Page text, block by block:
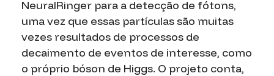
NeuralRinger para a detecção de fótons,
uma vez que essas partículas são muitas
vezes resultados de processos de
decaimento de eventos de interesse, como
o próprio bóson de Higgs. O projeto conta,